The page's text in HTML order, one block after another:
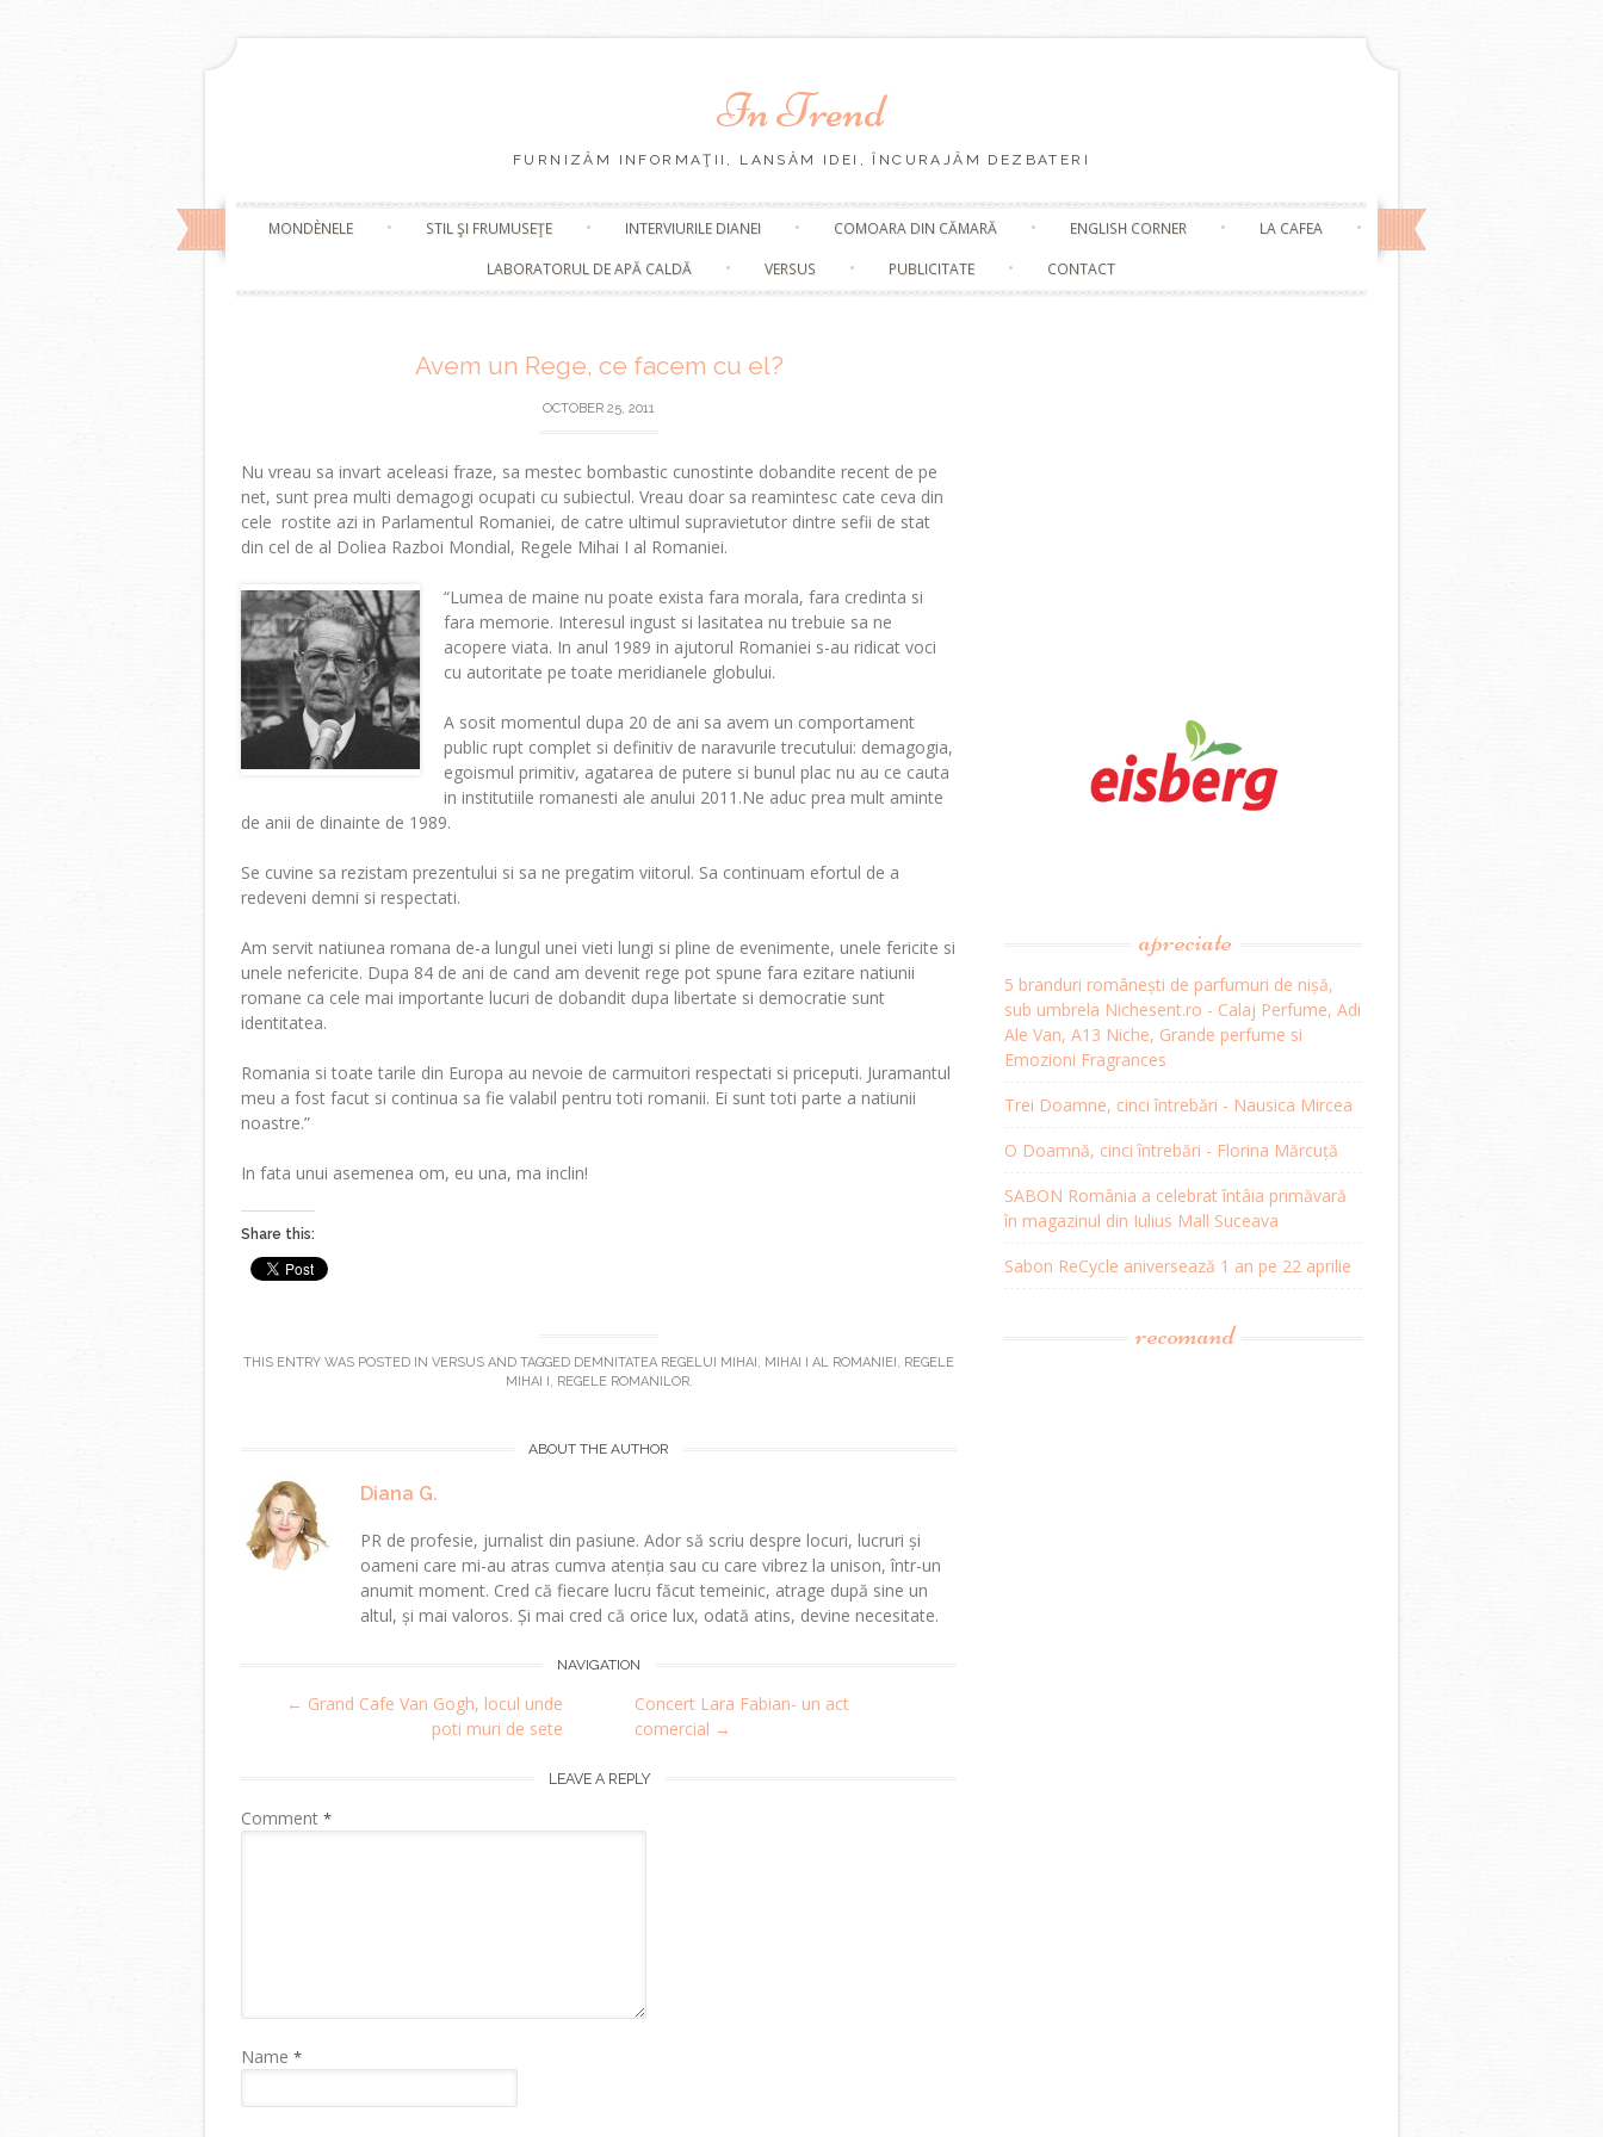
In Trend
FURNIZĂM INFORMAŢII, LANSĂM IDEI, ÎNCURAJĂM DEZBATERI
Skip
content
MONDÈNELE STIL ŞI FRUMUSEŢE INTERVIURILE DIANEI COMOARA DIN CĂMARĂ ENGLISH CORNER
LA CAFEA
LABORATORUL DE APĂ CALDĂ
VERSUS PUBLICITATE CONTACT
Avem un Rege, ce facem cu el?
OCTOBER 25, 2011
Nu vreau sa invart aceleasi fraze, sa mestec bombastic cunostinte dobandite recent de pe
net, sunt prea multi demagogi ocupati cu subiectul. Vreau doar sa reamintesc cate ceva din
cele rostite azi in Parlamentul Romaniei, de catre ultimul supravietutor dintre sefii de stat
din cel de al Doliea Razboi Mondial, Regele Mihai I al Romaniei.
“Lumea de maine nu poate exista fara morala, fara credinta si
fara memorie. Interesul ingust si lasitatea nu trebuie sa ne
acopere viata. In anul 1989 in ajutorul Romaniei s-au ridicat voci
cu autoritate pe toate meridianele globului.
A sosit momentul dupa 20 de ani sa avem un comportament
public rupt complet si definitiv de naravurile trecutului: demagogia,
egoismul primitiv, agatarea de putere si bunul plac nu au ce cauta
in institutiile romanesti ale anului 2011.Ne aduc prea mult aminte
de anii de dinainte de 1989.
Se cuvine sa rezistam prezentului si sa ne pregatim viitorul. Sa continuam efortul de a
redeveni demni si respectati.
Am servit natiunea romana de-a lungul unei vieti lungi si pline de evenimente, unele fericite si
unele nefericite. Dupa 84 de ani de cand am devenit rege pot spune fara ezitare natiunii
romane ca cele mai importante lucuri de dobandit dupa libertate si democratie sunt
identitatea.
Romania si toate tarile din Europa au nevoie de carmuitori respectati si priceputi. Juramantul
meu a fost facut si continua sa fie valabil pentru toti romanii. Ei sunt toti parte a natiunii
noastre.”
In fata unui asemenea om, eu una, ma inclin!
Share this:
THIS ENTRY WAS POSTED IN VERSUS AND TAGGED DEMNITATEA REGELUI MIHAI , MIHAI I AL ROMANIEI , REGELE
MIHAI I
, REGELE ROMANILOR.
ABOUT THE AUTHOR
Diana G.
PR de profesie, jurnalist din pasiune. Ador să scriu despre locuri, lucruri și
oameni care mi-au atras cumva atenția sau cu care vibrez la unison, într-un
anumit moment. Cred că fiecare lucru făcut temeinic, atrage după sine un
altul, și mai valoros. Și mai cred că orice lux, odată atins, devine necesitate.
NAVIGATION
← Grand Cafe Van Gogh, locul unde
poti muri de sete
Concert Lara Fabian- un act
comercial →
LEAVE A REPLY
Comment *
Name *
apreciate
5 branduri românești de parfumuri de nișă,
sub umbrela Nichesent.ro - Calaj Perfume, Adi
Ale Van, A13 Niche, Grande perfume si
Emozioni Fragrances
Trei Doamne, cinci întrebări - Nausica Mircea
O Doamnă, cinci întrebări - Florina Mărcuță
SABON România a celebrat întâia primăvară
în magazinul din Iulius Mall Suceava
Sabon ReCycle aniversează 1 an pe 22 aprilie
recomand